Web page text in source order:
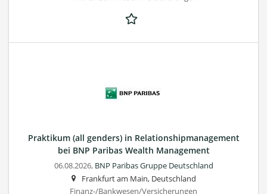
Praktikum (all genders) in Relationshipmanagement
bei BNP Paribas Wealth Management
06.08.2026, BNP Paribas Gruppe Deutschland
Frankfurt am Main, Deutschland
Finanz-/Bankwesen/Versicherungen